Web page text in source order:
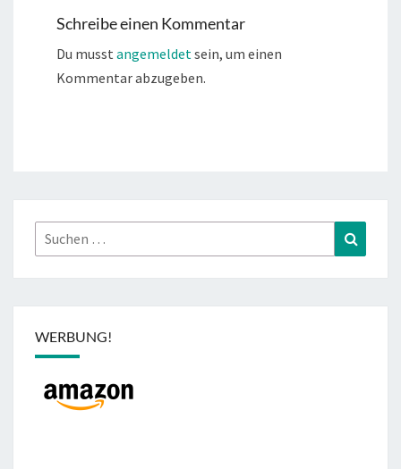
Schreibe einen Kommentar
Du musst angemeldetsein, um einen
Kommentar abzugeben.
Suchen
nach:
WERBUNG!